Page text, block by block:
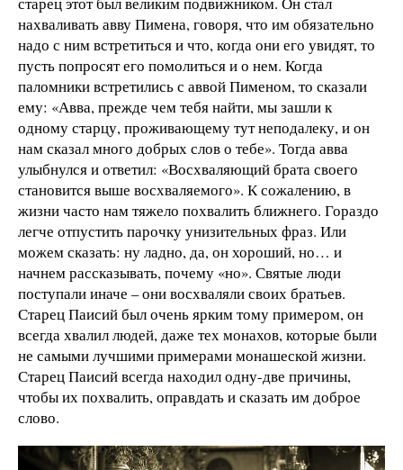
нахваливать авву Пимена, говоря, что им обязательно
надо с ним встретиться и что, когда они его увидят, то
пусть попросят его помолиться и о нем. Когда
паломники встретились с аввой Пименом, то сказали
ему: «Авва, прежде чем тебя найти, мы зашли к
одному старцу, проживающему тут неподалеку, и он
нам сказал много добрых слов о тебе». Тогда авва
улыбнулся и ответил: «Восхваляющий брата своего
становится выше восхваляемого». К сожалению, в
жизни часто нам тяжело похвалить ближнего. Гораздо
легче отпустить парочку унизительных фраз. Или
можем сказать: ну ладно, да, он хороший, но… и
начнем рассказывать, почему «но». Святые люди
поступали иначе – они восхваляли своих братьев.
Старец Паисий был очень ярким тому примером, он
всегда хвалил людей, даже тех монахов, которые были
не самыми лучшими примерами монашеской жизни.
Старец Паисий всегда находил одну-две причины,
чтобы их похвалить, оправдать и сказать им доброе
слово.